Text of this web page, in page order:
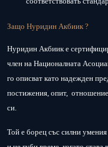
Защо Нуридин Акбиик ?
Нуридин Акбиик е
член на Националната
го описват като надежден
постижения, опит,
си.
Той е борец със силни